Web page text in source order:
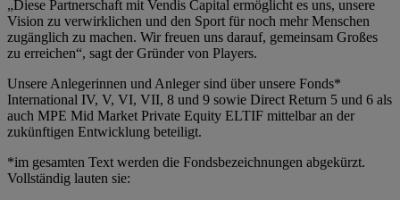
„Diese Partnerschaft mit Vendis Capital ermöglicht es uns, unsere
Vision zu verwirklichen und den Sport für noch mehr Menschen
zugänglich zu machen. Wir freuen uns darauf, gemeinsam Großes
zu erreichen“, sagt der Gründer von Players.
Unsere Anlegerinnen und Anleger sind über unsere Fonds*
International IV, V, VI, VII, 8 und 9 sowie Direct Return 5 und 6 als
auch MPE Mid Market Private Equity ELTIF mittelbar an der
zukünftigen Entwicklung beteiligt.
*im gesamten Text werden die Fondsbezeichnungen abgekürzt.
Vollständig lauten sie: